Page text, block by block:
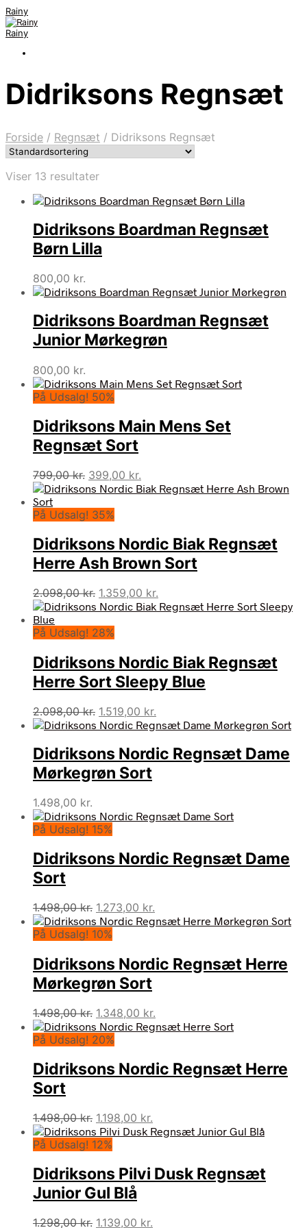
Rainy
Rainy
Didriksons Regnsæt
Forside / Regnsæt / Didriksons Regnsæt
Viser 13 resultater
Didriksons Boardman Regnsæt
Børn Lilla
800,00 kr.
Didriksons Boardman Regnsæt
Junior Mørkegrøn
800,00 kr.
På Udsalg! 50%
Didriksons Main Mens Set
Regnsæt Sort
799,00kr. Den
oprindelige
var:
399,00 kr.
aktuelle
På Udsalg! 35%
Didriksons Nordic Biak Regnsæt
Herre Ash Brown Sort
2.098,00kr. Den
oprindelige
var:
1.359,00 kr.
aktuelle
På Udsalg! 28%
Didriksons Nordic Biak Regnsæt
Herre Sort Sleepy Blue
2.098,00kr. Den
oprindelige
var:
2.098,00 kr..
1.519,00 kr.
aktuelle
er:
1.519,00 kr..
Didriksons Nordic Regnsæt Dame
Mørkegrøn Sort
1.498,00 kr.
På Udsalg! 15%
Didriksons Nordic Regnsæt Dame
Sort
1.498,00kr. Den
oprindelige
pris
1.498,00 kr..
1.273,00 kr.
aktuelle
1.273,00 kr..
På Udsalg! 10%
Didriksons Nordic Regnsæt Herre
Mørkegrøn Sort
1.498,00kr. Den
oprindelige
pris
1.498,00 kr..
1.348,00 kr.
aktuelle
1.348,00 kr..
På Udsalg! 20%
Didriksons Nordic Regnsæt Herre
Sort
1.498,00kr. Den
oprindelige
pris
1.498,00 kr..
1.198,00 kr.
aktuelle
1.198,00 kr..
På Udsalg! 12%
Didriksons Pilvi Dusk Regnsæt
Junior Gul Blå
1.298,00kr. Den
1.139,00 kr.